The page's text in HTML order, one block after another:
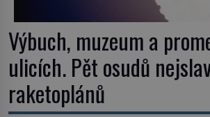
Výbuch, muzeum a
ulicích. Pět osudů
raketoplánů